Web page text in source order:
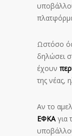
Ωστόσο
δηλώσει
έχουν
της νέας,
Αν το
ΕΦΚΑγια